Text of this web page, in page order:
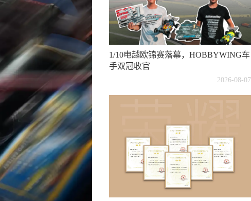
1/10电越欧锦赛落幕，HOBBYWING车
手双冠收官
2026-08-07